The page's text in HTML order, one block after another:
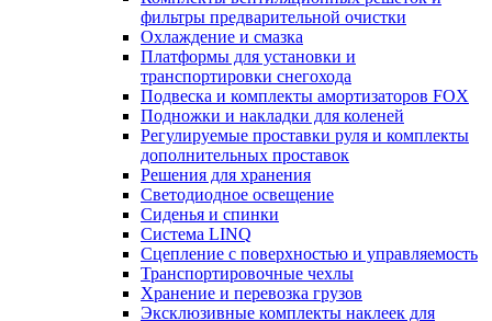
фильтры предварительной очистки
Охлаждение и смазка
Платформы для установки и
транспортировки снегохода
Подвеска и комплекты амортизаторов FOX
Подножки и накладки для коленей
Регулируемые проставки руля и комплекты
дополнительных проставок
Решения для хранения
Светодиодное освещение
Сиденья и спинки
Система LINQ
Сцепление с поверхностью и управляемость
Транспортировочные чехлы
Хранение и перевозка грузов
Эксклюзивные комплекты наклеек для